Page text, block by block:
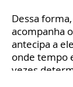
Dessa
acompanha
antecipa a
onde tempo
vezes